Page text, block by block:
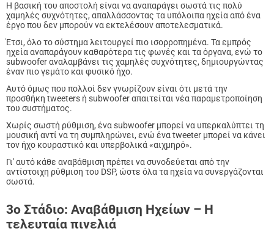
Η βασική του αποστολή είναι να αναπαράγει σωστά τις πολύ
χαμηλές συχνότητες, απαλλάσσοντας τα υπόλοιπα ηχεία από ένα
έργο που δεν μπορούν να εκτελέσουν αποτελεσματικά.
Έτσι, όλο το σύστημα λειτουργεί πιο ισορροπημένα. Τα εμπρός
ηχεία αναπαράγουν καθαρότερα τις φωνές και τα όργανα, ενώ το
subwoofer αναλαμβάνει τις χαμηλές συχνότητες, δημιουργώντας
έναν πιο γεμάτο και φυσικό ήχο.
Αυτό όμως που πολλοί δεν γνωρίζουν είναι ότι μετά την
προσθήκη tweeters ή subwoofer απαιτείται νέα παραμετροποίηση
του συστήματος.
Χωρίς σωστή ρύθμιση, ένα subwoofer μπορεί να υπερκαλύπτει τη
μουσική αντί να τη συμπληρώνει, ενώ ένα tweeter μπορεί να κάνει
τον ήχο κουραστικό και υπερβολικά «αιχμηρό».
Γι' αυτό κάθε αναβάθμιση πρέπει να συνοδεύεται από την
αντίστοιχη ρύθμιση του DSP, ώστε όλα τα ηχεία να συνεργάζονται
σωστά.
3ο Στάδιο: Αναβάθμιση Ηχείων – Η
τελευταία πινελιά